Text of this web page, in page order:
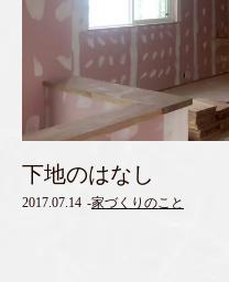
下地のはなし
2017.07.14 -家づくりのこと